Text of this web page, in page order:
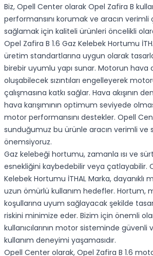
Biz, Opell Center olarak Opel Zafira B
performansını korumak ve aracın verimli
sağlamak için kaliteli ürünleri öncelikli
Opel Zafira B 1.6 Gaz Kelebek Hortumu
üretim standartlarına uygun olarak
birebir uyumlu yapı sunar. Motorun hava
oluşabilecek sızıntıları engelleyerek
çalışmasına katkı sağlar. Hava akışının
hava karışımının optimum seviyede
motor performansını destekler. Opell
sunduğumuz bu ürünle aracın verimli ve
önemsiyoruz.
Gaz kelebeği hortumu, zamanla ısı ve
esnekliğini kaybedebilir veya çatlayabilir.
Kelebek Hortumu İTHAL Marka, dayanıklı
uzun ömürlü kullanım hedefler. Hortum,
koşullarına uyum sağlayacak şekilde
riskini minimize eder. Bizim için önemli
kullanıcılarının motor sisteminde güvenli
kullanım deneyimi yaşamasıdır.
Opell Center olarak, Opel Zafira B 1.6